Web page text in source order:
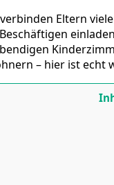
verbinden Eltern
– hier ist echt